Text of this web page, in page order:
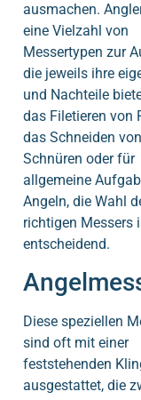
ausmachen.
eine Vielzahl von
Messertypen zur
die jeweils ihre
und Nachteile
das Filetieren von
das Schneiden von
Schnüren oder für
allgemeine
Angeln, die Wahl
richtigen Messers
entscheidend.
Diese speziellen
sind oft mit einer
feststehenden
ausgestattet, die